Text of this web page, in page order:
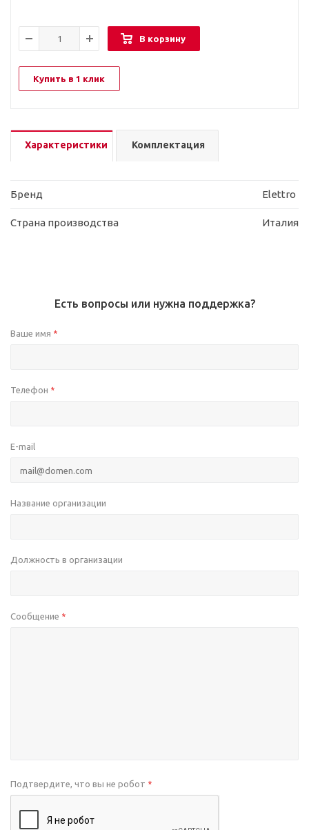
В корзину
Купить в 1 клик
Характеристики Комплектация
Бренд Elettro
Страна производства Италия
Есть вопросы или нужна поддержка?
Ваше имя *
Телефон *
E-mail
Название организации
Должность в организации
Сообщение *
Подтвердите, что вы не робот *